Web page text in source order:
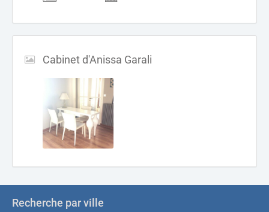
Cabinet d'Anissa Garali
Recherche par ville